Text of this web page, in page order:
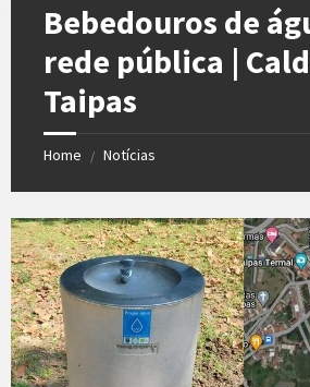
Bebedouros de
rede pública |
Taipas
Home / Notícias